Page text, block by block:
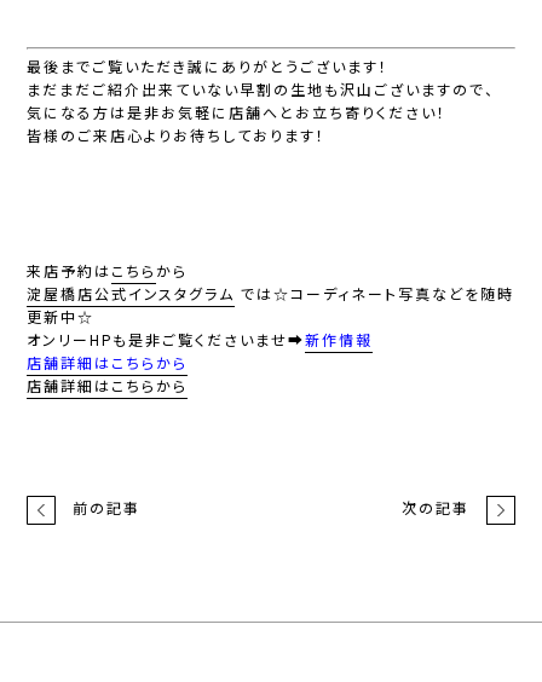
最後までご覧いただき誠にありがとうございます！
まだまだご紹介出来ていない早割の生地も沢山ございますので、
気になる方は是非お気軽に店舗へとお立ち寄りください！
皆様のご来店心よりお待ちしております！
来店予約は こちら から
淀屋橋店公式インスタグラム では☆コーディネート写真などを随時
更新中☆
オンリーHPも是非ご覧くださいませ➡新作情報
店舗詳細はこちらから
店舗詳細はこちらから
前の記事 次の記事